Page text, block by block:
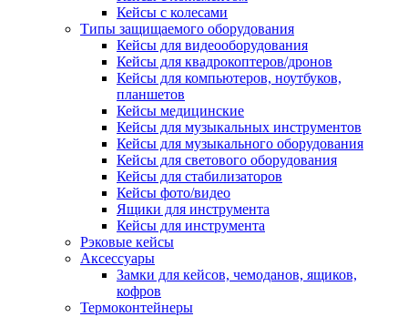
Кейсы с колесами
Типы защищаемого оборудования
Кейсы для видеооборудования
Кейсы для квадрокоптеров/дронов
Кейсы для компьютеров, ноутбуков,
планшетов
Кейсы медицинские
Кейсы для музыкальных инструментов
Кейсы для музыкального оборудования
Кейсы для светового оборудования
Кейсы для стабилизаторов
Кейсы фото/видео
Ящики для инструмента
Кейсы для инструмента
Рэковые кейсы
Аксессуары
Замки для кейсов, чемоданов, ящиков,
кофров
Термоконтейнеры